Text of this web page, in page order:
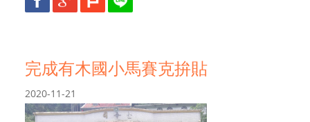
完成有木國小馬賽克拚貼
2020-11-21